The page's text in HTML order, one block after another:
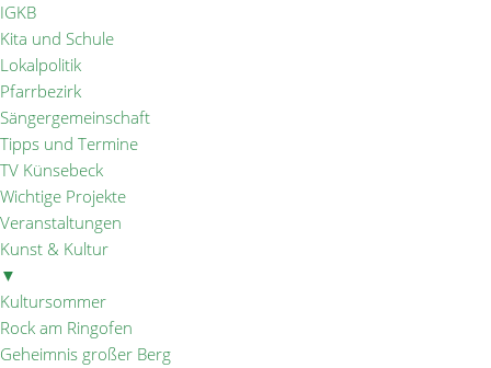
IGKB
Kita und Schule
Lokalpolitik
Pfarrbezirk
Sängergemeinschaft
Tipps und Termine
TV Künsebeck
Wichtige Projekte
Veranstaltungen
Kunst & Kultur
▼
Kultursommer
Rock am Ringofen
Geheimnis großer Berg